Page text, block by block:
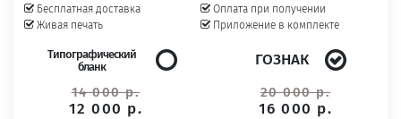
Бесплатная доставка
Живая печать
Оплата при получении
Приложение в комплекте
Типографический
бланк
14 000 р.
12 000 р.
ГОЗНАК
20 000 р.
16 000 р.